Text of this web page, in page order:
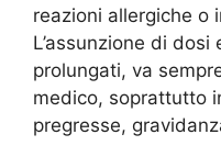
reazioni allergiche o
L’assunzione di
prolungati, va
medico, soprattutto
pregresse,